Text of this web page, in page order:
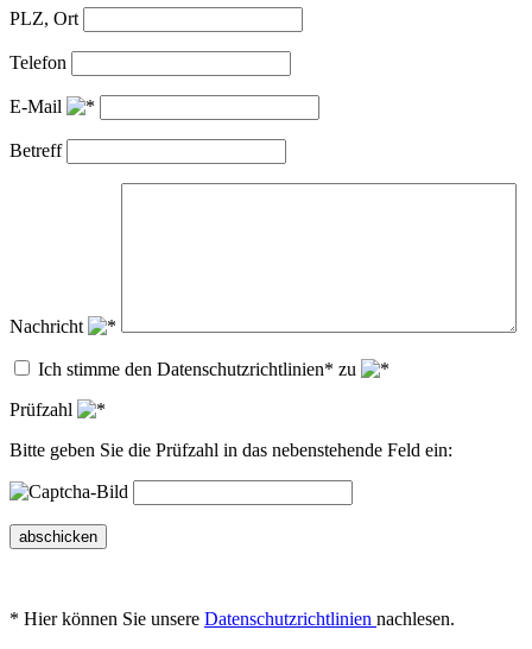
PLZ, Ort
Telefon
E-Mail
Betreff
Nachricht
Ich stimme den Datenschutzrichtlinien* zu
Prüfzahl
Bitte geben Sie die Prüfzahl in das nebenstehende Feld ein:
abschicken
* Hier können Sie unsere Datenschutzrichtlinien nachlesen.